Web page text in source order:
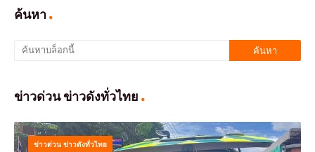
ค้นหา
ข่าวด่วน ข่าวดังทั่วไทย
ข่าวด่วน ข่าวดังทั่วไทย